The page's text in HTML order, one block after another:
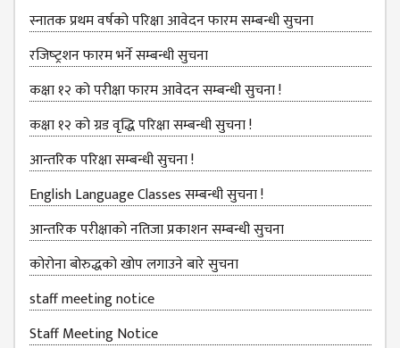
DOWNLOAD
PROJECTED FOR
STUDENTS
CLASS ROUTINE
EXAM ROUTINE
ADMISSION
FORMS
EXAMINATION
FORMS
QUESTIONNAIRE
SCHOLARSHIP
GUIDELINES
स्नातक प्रथम वर्षको परिक्षा आवेदन फारम सम्बन्धी सुचना
रजिष्‍ट्रशन फारम भर्ने सम्बन्धी सुचना
कक्षा १२ को परीक्षा फारम आवेदन सम्बन्धी सुचना !
कक्षा १२ को ग्रड वृद्धि परिक्षा सम्बन्धी सुचना !
आन्तरिक परिक्षा सम्बन्धी सुचना !
English Language Classes सम्बन्धी सुचना !
आन्तरिक परीक्षाको नतिजा प्रकाशन सम्बन्धी सुचना
कोरोना बोरुद्धको खोप लगाउने बारे सुचना
staff meeting notice
Staff Meeting Notice